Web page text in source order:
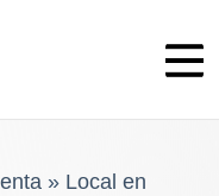
» Local en